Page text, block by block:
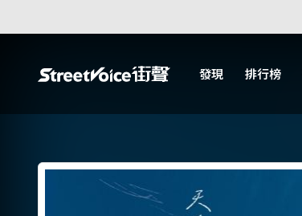
發現 排行榜